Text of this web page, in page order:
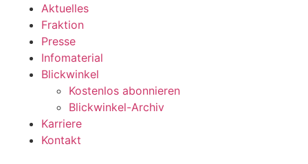
Aktuelles
Fraktion
Presse
Infomaterial
Blickwinkel
Kostenlos abonnieren
Blickwinkel-Archiv
Karriere
Kontakt